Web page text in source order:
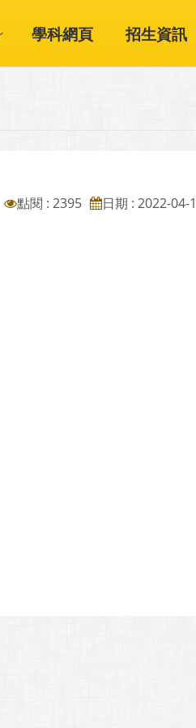
學科網頁 招生資訊
點閱 : 2395 日期 : 2022-04-